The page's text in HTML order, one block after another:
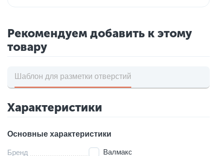
Рекомендуем добавить к этому
товару
Шаблон для разметки отверстий
Характеристики
Основные характеристики
Бренд Валмакс